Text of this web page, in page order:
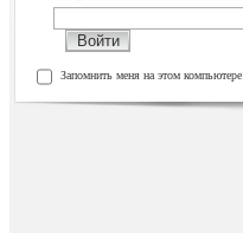
Запомнить меня на этом компьютере